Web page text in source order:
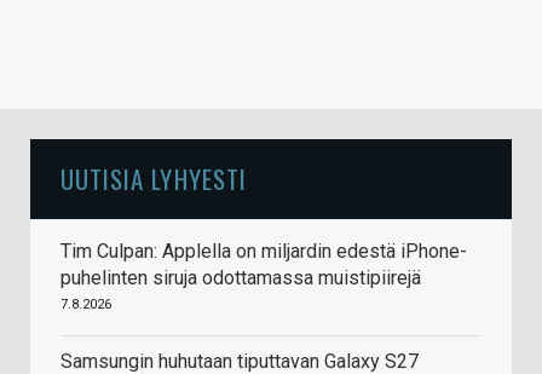
UUTISIA LYHYESTI
Tim Culpan: Applella on miljardin edestä iPhone-
puhelinten siruja odottamassa muistipiirejä
7.8.2026
Samsungin huhutaan tiputtavan Galaxy S27